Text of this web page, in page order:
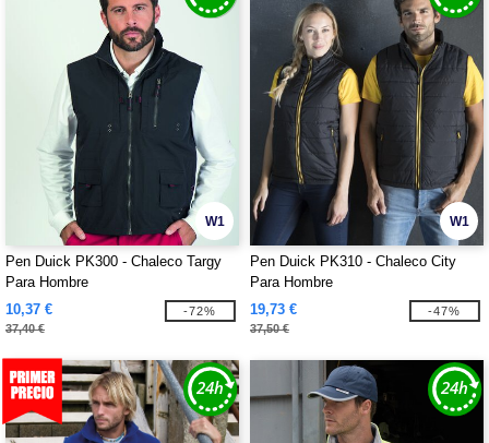
W1
Pen Duick PK300 - Chaleco Targy
Para Hombre
10,37 €
37,40 €
-72%
W1
Pen Duick PK310 - Chaleco City
Para Hombre
19,73 €
37,50 €
-47%